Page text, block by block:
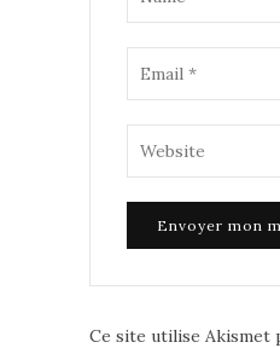
Ce site utilise Akismet